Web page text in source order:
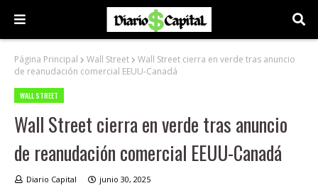
Página Principal Wall Street
Wall Street cierra en verde tras anuncio
de reanudación comercial EEUU-Canadá
WALL STREET
Wall Street cierra en verde tras anuncio
de reanudación comercial EEUU-Canadá
Diario Capital junio 30, 2025